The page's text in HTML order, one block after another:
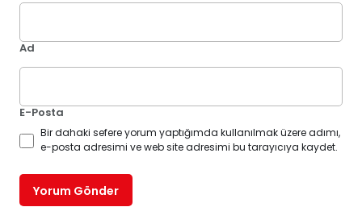
Ad
E-Posta
Bir dahaki sefere yorum yaptığımda kullanılmak üzere adımı,
e-posta adresimi ve web site adresimi bu tarayıcıya kaydet.
Yorum Gönder